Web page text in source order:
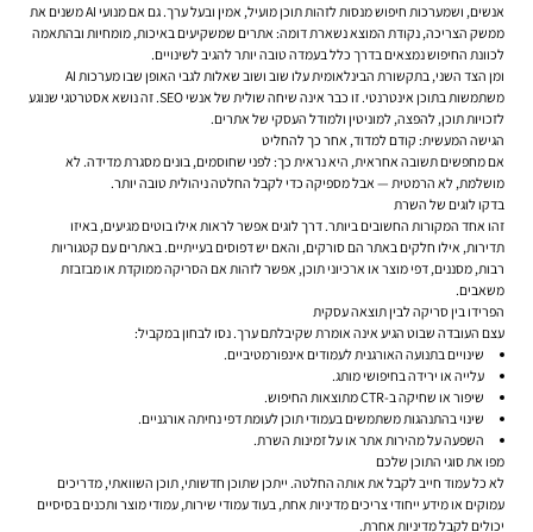
אנשים, ושמערכות חיפוש מנסות לזהות תוכן מועיל, אמין ובעל ערך. גם אם מנועי AI משנים את
ממשק הצריכה, נקודת המוצא נשארת דומה: אתרים שמשקיעים באיכות, מומחיות ובהתאמה
לכוונת החיפוש נמצאים בדרך כלל בעמדה טובה יותר להגיב לשינויים.
ומן הצד השני, בתקשורת הבינלאומית עלו שוב ושוב שאלות לגבי האופן שבו מערכות AI
משתמשות בתוכן אינטרנטי. זו כבר אינה שיחה שולית של אנשי SEO. זה נושא אסטרטגי שנוגע
לזכויות תוכן, להפצה, למוניטין ולמודל העסקי של אתרים.
הגישה המעשית: קודם למדוד, אחר כך להחליט
אם מחפשים תשובה אחראית, היא נראית כך: לפני שחוסמים, בונים מסגרת מדידה. לא
מושלמת, לא הרמטית — אבל מספיקה כדי לקבל החלטה ניהולית טובה יותר.
בדקו לוגים של השרת
זהו אחד המקורות החשובים ביותר. דרך לוגים אפשר לראות אילו בוטים מגיעים, באיזו
תדירות, אילו חלקים באתר הם סורקים, והאם יש דפוסים בעייתיים. באתרים עם קטגוריות
רבות, מסננים, דפי מוצר או ארכיוני תוכן, אפשר לזהות אם הסריקה ממוקדת או מבזבזת
משאבים.
הפרידו בין סריקה לבין תוצאה עסקית
עצם העובדה שבוט הגיע אינה אומרת שקיבלתם ערך. נסו לבחון במקביל:
שינויים בתנועה האורגנית לעמודים אינפורמטיביים.
עלייה או ירידה בחיפושי מותג.
שיפור או שחיקה ב-CTR מתוצאות החיפוש.
שינוי בהתנהגות משתמשים בעמודי תוכן לעומת דפי נחיתה אורגניים.
השפעה על מהירות אתר או על זמינות השרת.
מפו את סוגי התוכן שלכם
לא כל עמוד חייב לקבל את אותה החלטה. ייתכן שתוכן חדשותי, תוכן השוואתי, מדריכים
עמוקים או מידע ייחודי צריכים מדיניות אחת, בעוד עמודי שירות, עמודי מוצר ותכנים בסיסיים
יכולים לקבל מדיניות אחרת.